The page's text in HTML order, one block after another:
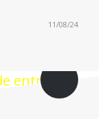
11/08/24